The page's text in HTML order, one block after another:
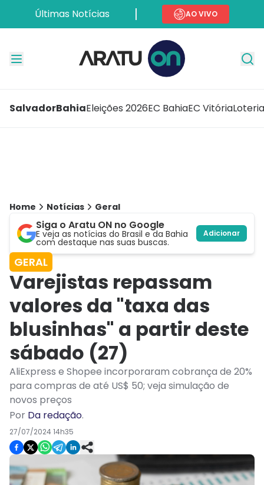
Últimas Notícias AO VIVO
SalvadorBahiaEleições 2026EC BahiaEC Vitória
Home Notícias Geral
Siga o Aratu ON no Google
E veja as notícias do Brasil e da Bahia
com destaque nas suas buscas.
Adicionar
GERAL
Varejistas repassam
valores da "taxa das
blusinhas" a partir deste
sábado (27)
AliExpress e Shopee incorporaram cobrança de 20%
para compras de até US$ 50; veja simulação de
novos preços
Por Da redação.
27/07/2024 14h35